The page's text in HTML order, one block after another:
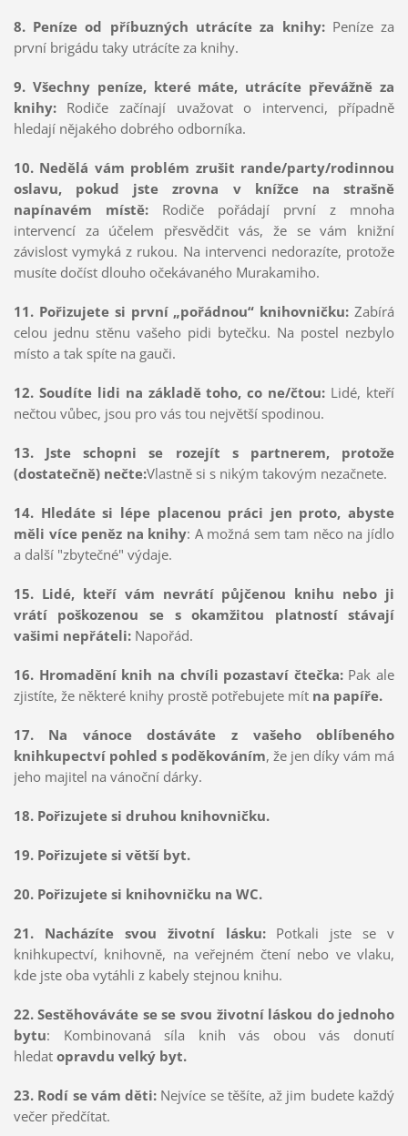
8. Peníze od příbuzných utrácíte za knihy:Peníze za
první brigádu taky utrácíte za knihy.
9. Všechny peníze, které máte, utrácíte převážně za
knihy:Rodiče začínají uvažovat o intervenci, případně
hledají nějakého dobrého odborníka.
10. Nedělá vám problém zrušit rande/party/rodinnou
oslavu, pokud jste zrovna v knížce na strašně
napínavém místě: Rodiče pořádají první z mnoha
intervencí za účelem přesvědčit vás, že se vám knižní
závislost vymyká z rukou. Na intervenci nedorazíte, protože
musíte dočíst dlouho očekávaného Murakamiho.
11. Pořizujete si první „pořádnou“ knihovničku: Zabírá
celou jednu stěnu vašeho pidi bytečku. Na postel nezbylo
místo a tak spíte na gauči.
12. Soudíte lidi na základě toho, co ne/čtou: Lidé, kteří
nečtou vůbec, jsou pro vás tou největší spodinou.
13. Jste schopni se rozejít s partnerem, protože
(dostatečně) nečte:Vlastně si s nikým takovým nezačnete.
14. Hledáte si lépe placenou práci jen proto, abyste
měli více peněz na knihy: A možná sem tam něco na jídlo
a další "zbytečné" výdaje.
15. Lidé, kteří vám nevrátí půjčenou knihu nebo ji
vrátí poškozenou se s okamžitou platností stávají
vašimi nepřáteli: Napořád.
16. Hromadění knih na chvíli pozastaví čtečka: Pak ale
zjistíte, že některé knihy prostě potřebujete mít na papíře.
17. Na vánoce dostáváte z vašeho oblíbeného
knihkupectví pohled s poděkováním, že jen díky vám má
jeho majitel na vánoční dárky.
18. Pořizujete si druhou knihovničku.
19. Pořizujete si větší byt.
20. Pořizujete si knihovničku na WC.
21. Nacházíte svou životní lásku: Potkali jste se v
knihkupectví, knihovně, na veřejném čtení nebo ve vlaku,
kde jste oba vytáhli z kabely stejnou knihu.
22. Sestěhováváte se se svou životní láskou do jednoho
bytu: Kombinovaná síla knih vás obou vás donutí
hledat opravdu velký byt.
23. Rodí se vám děti: Nejvíce se těšíte, až jim budete každý
večer předčítat.